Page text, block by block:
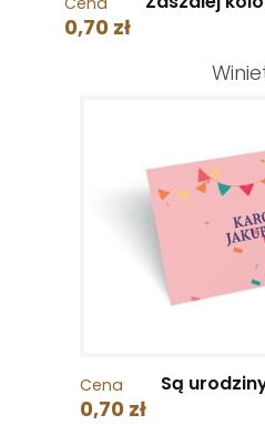
0,70 zł
Cena
0,70 zł
Są